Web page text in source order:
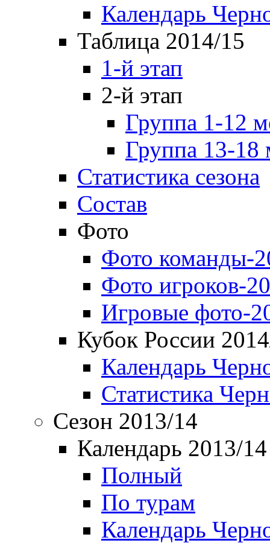
Календарь
Таблица 2014/15
1-й этап
2-й этап
Группа 1-12
Группа 13-18
Статистика сезона
Состав
Фото
Фото команды-
Фото игроков-
Игровые фото-
Кубок России
Календарь
Статистика
Сезон 2013/14
Календарь 2013/14
Полный
По турам
Календарь